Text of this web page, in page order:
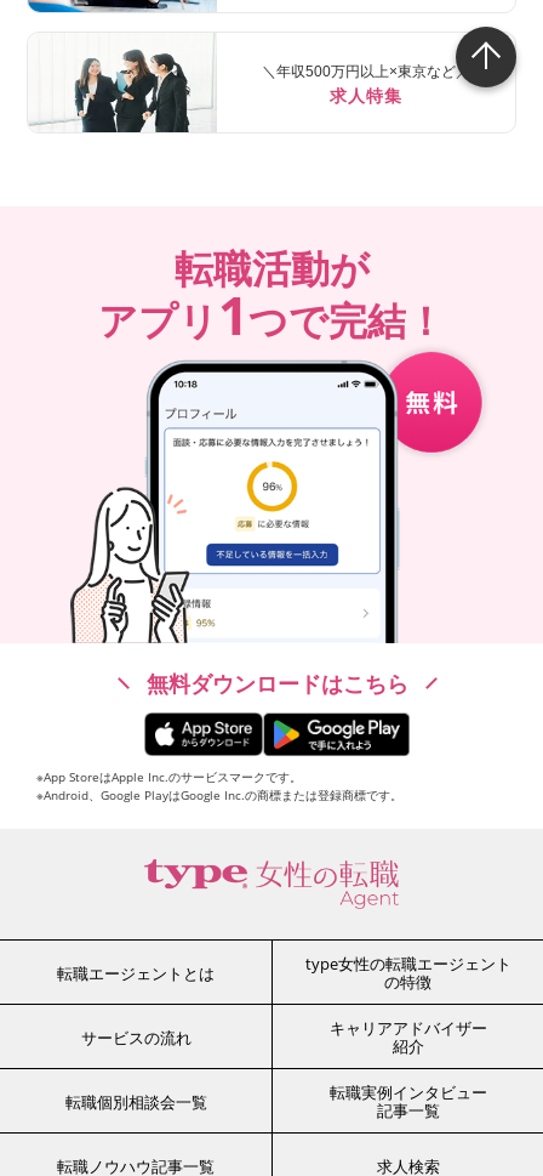
＼年収500万円以上×東京など／
求人特集
転職活動が
アプリ 1つで完結！
無料ダウンロードはこちら
※App StoreはApple Inc.のサービスマークです。
※Android、Google PlayはGoogle Inc.の商標または登録商標です。
転職エージェントとは
type女性の転職エージェント
の特徴
サービスの流れ
キャリアアドバイザー
紹介
転職個別相談会一覧
転職実例インタビュー
記事一覧
転職ノウハウ記事一覧 求人検索